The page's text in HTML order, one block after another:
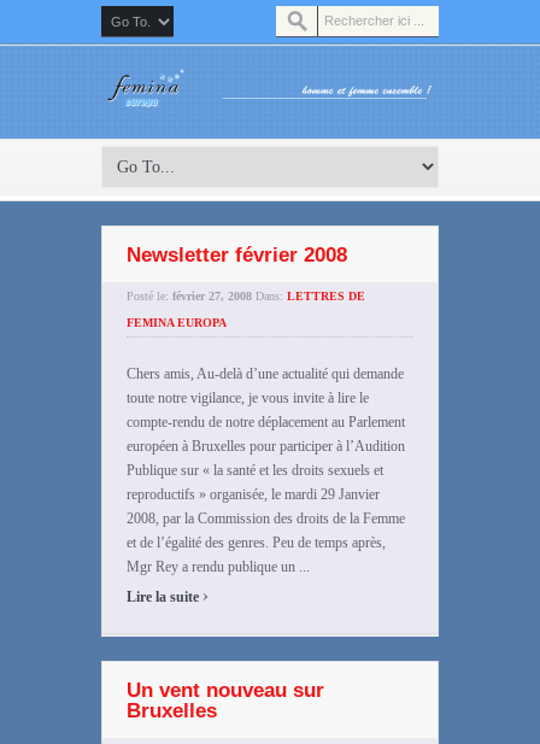
Newsletter février 2008
Posté le: février 27, 2008 Dans: LETTRES DE
FEMINA EUROPA
Chers amis, Au-delà d’une actualité qui demande
toute notre vigilance, je vous invite à lire le
compte-rendu de notre déplacement au Parlement
européen à Bruxelles pour participer à l’Audition
Publique sur « la santé et les droits sexuels et
reproductifs » organisée, le mardi 29 Janvier
2008, par la Commission des droits de la Femme
et de l’égalité des genres. Peu de temps après,
Mgr Rey a rendu publique un ...
Lire la suite ›
Un vent nouveau sur
Bruxelles